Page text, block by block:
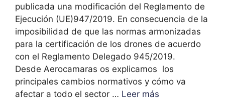
publicada una modificación del Reglamento de
Ejecución (UE)947/2019. En consecuencia de la
imposibilidad de que las normas armonizadas
para la certificación de los drones de acuerdo
con el Reglamento Delegado 945/2019.
Desde Aerocamaras os explicamos los
principales cambios normativos y cómo va
afectar a todo el sector … Leer más